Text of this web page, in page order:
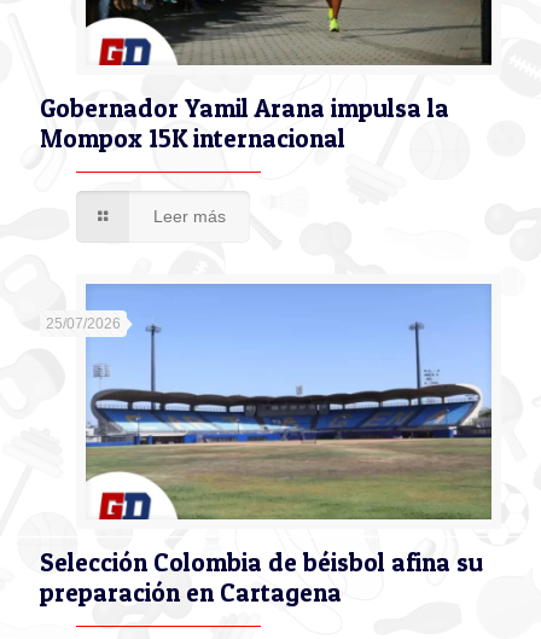
Gobernador Yamil Arana impulsa la
Mompox 15K internacional
Leer más
25/07/2026
Selección Colombia de béisbol afina su
preparación en Cartagena